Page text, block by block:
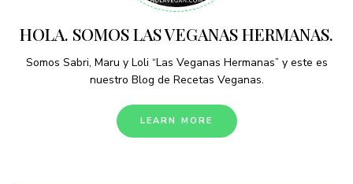
HOLA. SOMOS LAS VEGANAS HERMANAS.
Somos Sabri, Maru y Loli “Las Veganas Hermanas” y este es
nuestro Blog de Recetas Veganas.
LEARN MORE